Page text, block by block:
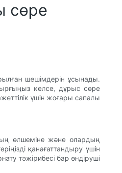
сөре
шешімдерін ұсынады.
келсе, дұрыс сөре
үшін жоғары сапалы
өлшеміне және олардың
қанағаттандыру үшін
тәжірибесі бар өндіруші